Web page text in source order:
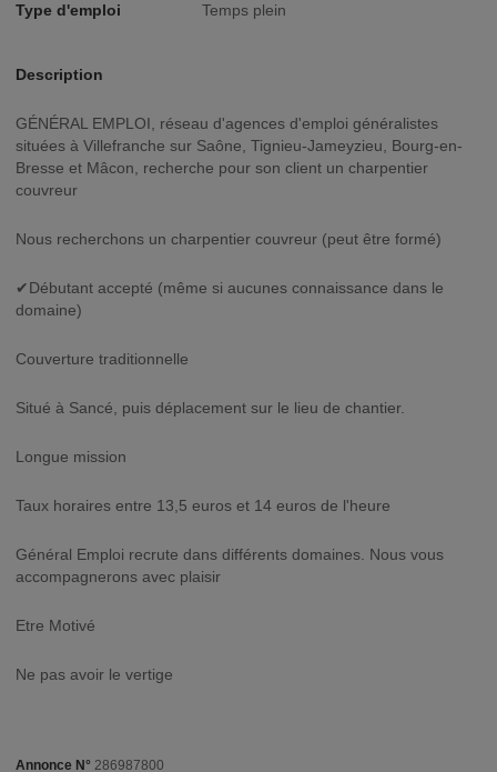
Type d'emploi Temps plein
Description
GÉNÉRAL EMPLOI, réseau d'agences d'emploi généralistes
situées à Villefranche sur Saône, Tignieu-Jameyzieu, Bourg-en-
Bresse et Mâcon, recherche pour son client un charpentier
couvreur
Nous recherchons un charpentier couvreur (peut être formé)
✔Débutant accepté (même si aucunes connaissance dans le
domaine)
‍Couverture traditionnelle
Situé à Sancé, puis déplacement sur le lieu de chantier.
Longue mission
Taux horaires entre 13,5 euros et 14 euros de l'heure
Général Emploi recrute dans différents domaines. Nous vous
accompagnerons avec plaisir
Etre Motivé
Ne pas avoir le vertige
Annonce N° 286987800